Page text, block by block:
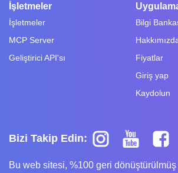
İşletmeler
İşletmeler
MCP Server
Geliştirici API'sı
Bilgi
Fiyatlar
Giriş yap
Kaydolun
Bizi Takip Edin:
Bu web sitesi, %100 geri